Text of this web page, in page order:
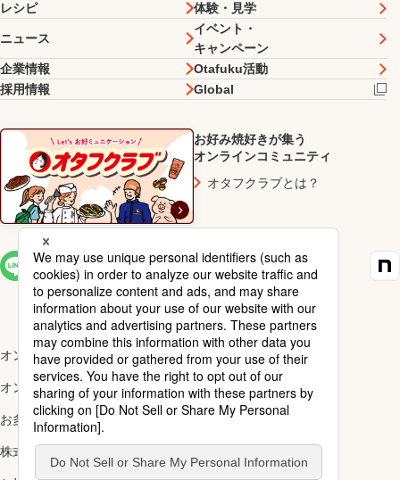
レシピ
体験・見学
ニュース
イベント・
キャンペーン
企業情報
Otafuku活動
採用情報
Global
お好み焼好きが集う
オンラインコミュニティ
オタフクラブとは？
SNS一覧
オンラインショップ楽天市場店
オンラインショップYahoo!店
お多福醸造株式会社
株式会社ナカガワ